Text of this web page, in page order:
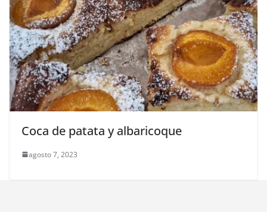
Coca de patata y albaricoque
agosto 7, 2023